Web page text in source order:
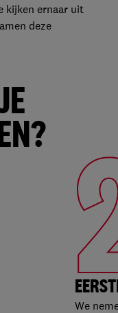
kijken ernaar uit
deze
We